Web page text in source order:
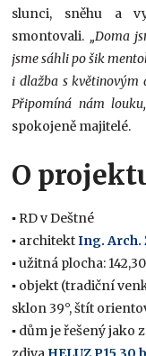
slunci, sněhu a
smontovali. „Doma
jsme sáhli po šik
i dlažba s květinovým
Připomíná nám
spokojeně majitelé.
O
▪ RD v Deštné
▪ architektIng. Arch.
▪ užitná plocha:
▪ objekt (tradiční
sklon 39°, štít
▪ dům je řešený jako